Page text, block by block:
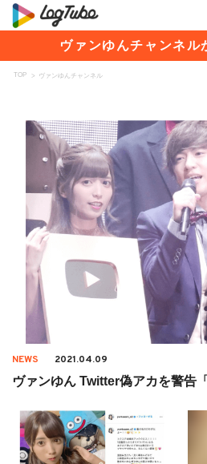
ヴァンゆんチャンネル
TOP > ヴァンゆんチャンネル
NEWS 2021.04.09
ヴァンゆん Twitter偽アカを警告